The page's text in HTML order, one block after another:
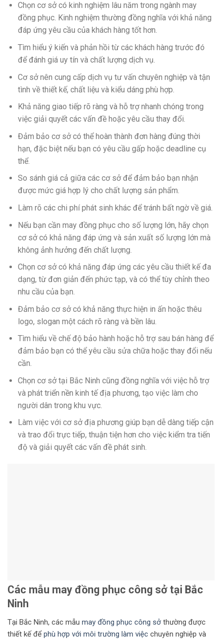
Chọn cơ sở có kinh nghiệm lâu năm trong ngành may
đồng phục. Kinh nghiệm thường đồng nghĩa với khả năng
đáp ứng yêu cầu của khách hàng tốt hơn.
Tìm hiểu ý kiến và phản hồi từ các khách hàng trước đó
để đánh giá uy tín và chất lượng dịch vụ.
Cơ sở nên cung cấp dịch vụ tư vấn chuyên nghiệp và tận
tình về thiết kế, chất liệu và kiểu dáng phù hợp.
Khả năng giao tiếp rõ ràng và hỗ trợ nhanh chóng trong
việc giải quyết các vấn đề hoặc yêu cầu thay đổi.
Đảm bảo cơ sở có thể hoàn thành đơn hàng đúng thời
hạn, đặc biệt nếu bạn có yêu cầu gấp hoặc deadline cụ
thể.
So sánh giá cả giữa các cơ sở để đảm bảo bạn nhận
được mức giá hợp lý cho chất lượng sản phẩm.
Làm rõ các chi phí phát sinh khác để tránh bất ngờ về giá.
Nếu bạn cần may đồng phục cho số lượng lớn, hãy chọn
cơ sở có khả năng đáp ứng và sản xuất số lượng lớn mà
không ảnh hưởng đến chất lượng.
Chọn cơ sở có khả năng đáp ứng các yêu cầu thiết kế đa
dạng, từ đơn giản đến phức tạp, và có thể tùy chỉnh theo
nhu cầu của bạn.
Đảm bảo cơ sở có khả năng thực hiện in ấn hoặc thêu
logo, slogan một cách rõ ràng và bền lâu.
Tìm hiểu về chế độ bảo hành hoặc hỗ trợ sau bán hàng để
đảm bảo bạn có thể yêu cầu sửa chữa hoặc thay đổi nếu
cần.
Chọn cơ sở tại Bắc Ninh cũng đồng nghĩa với việc hỗ trợ
và phát triển nền kinh tế địa phương, tạo việc làm cho
người dân trong khu vực.
Làm việc với cơ sở địa phương giúp bạn dễ dàng tiếp cận
và trao đổi trực tiếp, thuận tiện hơn cho việc kiểm tra tiến
độ và giải quyết các vấn đề phát sinh.
Các mẫu may đồng phục công sở tại Bắc
Ninh
Tại Bắc Ninh, các mẫu may đồng phục công sở thường được
thiết kế để phù hợp với môi trường làm việc chuyên nghiệp và